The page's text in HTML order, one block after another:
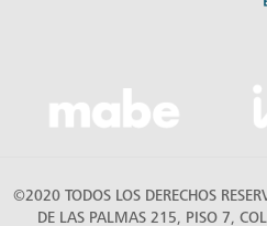
©2020 TODOS LOS DERECHOS
DE LAS PALMAS 215, PISO 7,